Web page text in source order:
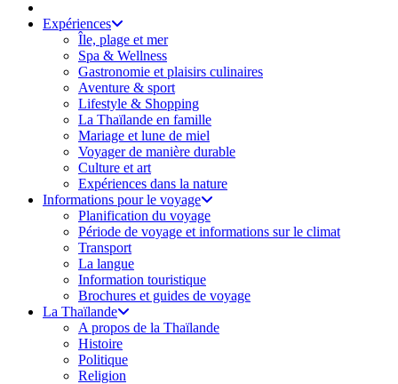
Expériences
Île, plage et mer
Spa & Wellness
Gastronomie et plaisirs culinaires
Aventure & sport
Lifestyle & Shopping
La Thaïlande en famille
Mariage et lune de miel
Voyager de manière durable
Culture et art
Expériences dans la nature
Informations pour le voyage
Planification du voyage
Période de voyage et informations sur le climat
Transport
La langue
Information touristique
Brochures et guides de voyage
La Thaïlande
A propos de la Thaïlande
Histoire
Politique
Religion